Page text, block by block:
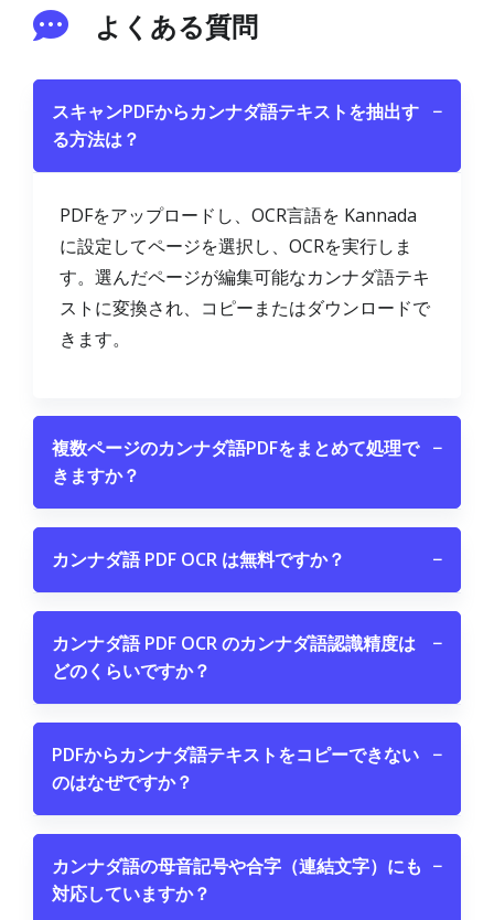
よくある質問
スキャンPDFからカンナダ語テキストを抽出す
る方法は？
−
PDFをアップロードし、OCR言語を Kannada
に設定してページを選択し、OCRを実行しま
す。選んだページが編集可能なカンナダ語テキ
ストに変換され、コピーまたはダウンロードで
きます。
複数ページのカンナダ語PDFをまとめて処理で
きますか？
−
カンナダ語 PDF OCR は無料ですか？ −
カンナダ語 PDF OCR のカンナダ語認識精度は
どのくらいですか？
−
PDFからカンナダ語テキストをコピーできない
のはなぜですか？
−
カンナダ語の母音記号や合字（連結文字）にも
対応していますか？
−